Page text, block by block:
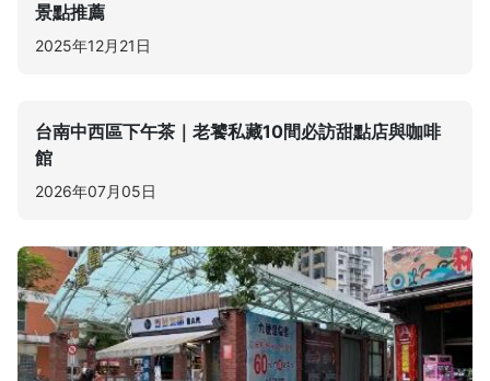
景點推薦
2025年12月21日
台南中西區下午茶｜老饕私藏10間必訪甜點店與咖啡
館
2026年07月05日